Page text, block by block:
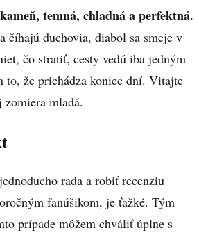
temná, chladná a perfektná.
číhajú duchovia, diabol sa smeje v
čo stratiť, cesty vedú iba jedným
to, že prichádza koniec dní. Vitajte
zomiera mladá.
rada a robiť recenziu
fanúšikom, je ťažké. Tým
prípade môžem chváliť úplne s